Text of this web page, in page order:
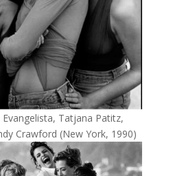
Tatjana Patitz,
Crawford (New York, 1990)